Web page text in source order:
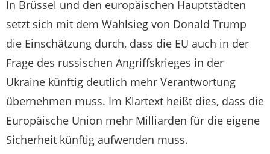
In Brüssel und den europäischen Hauptstädten
setzt sich mit dem Wahlsieg von Donald Trump
die Einschätzung durch, dass die EU auch in der
Frage des russischen Angriffskrieges in der
Ukraine künftig deutlich mehr Verantwortung
übernehmen muss. Im Klartext heißt dies, dass die
Europäische Union mehr Milliarden für die eigene
Sicherheit künftig aufwenden muss.